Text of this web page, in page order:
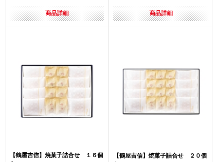
商品詳細 商品詳細
【鶴屋吉信】焼菓子詰合せ １６個
【鶴屋吉信】焼菓子詰合せ ２０個